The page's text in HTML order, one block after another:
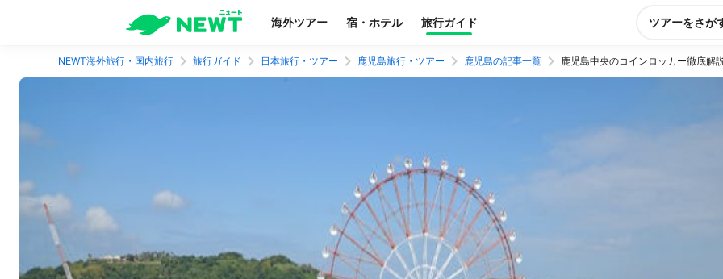
海外ツアー 宿・ホテル 旅行ガイド ツアーをさが
NEWT海外旅行・国内旅行 旅行ガイド 日本旅行・ツアー 鹿児島旅行・ツアー 鹿児島の記事一覧 鹿児島中央のコインロッカー徹底解